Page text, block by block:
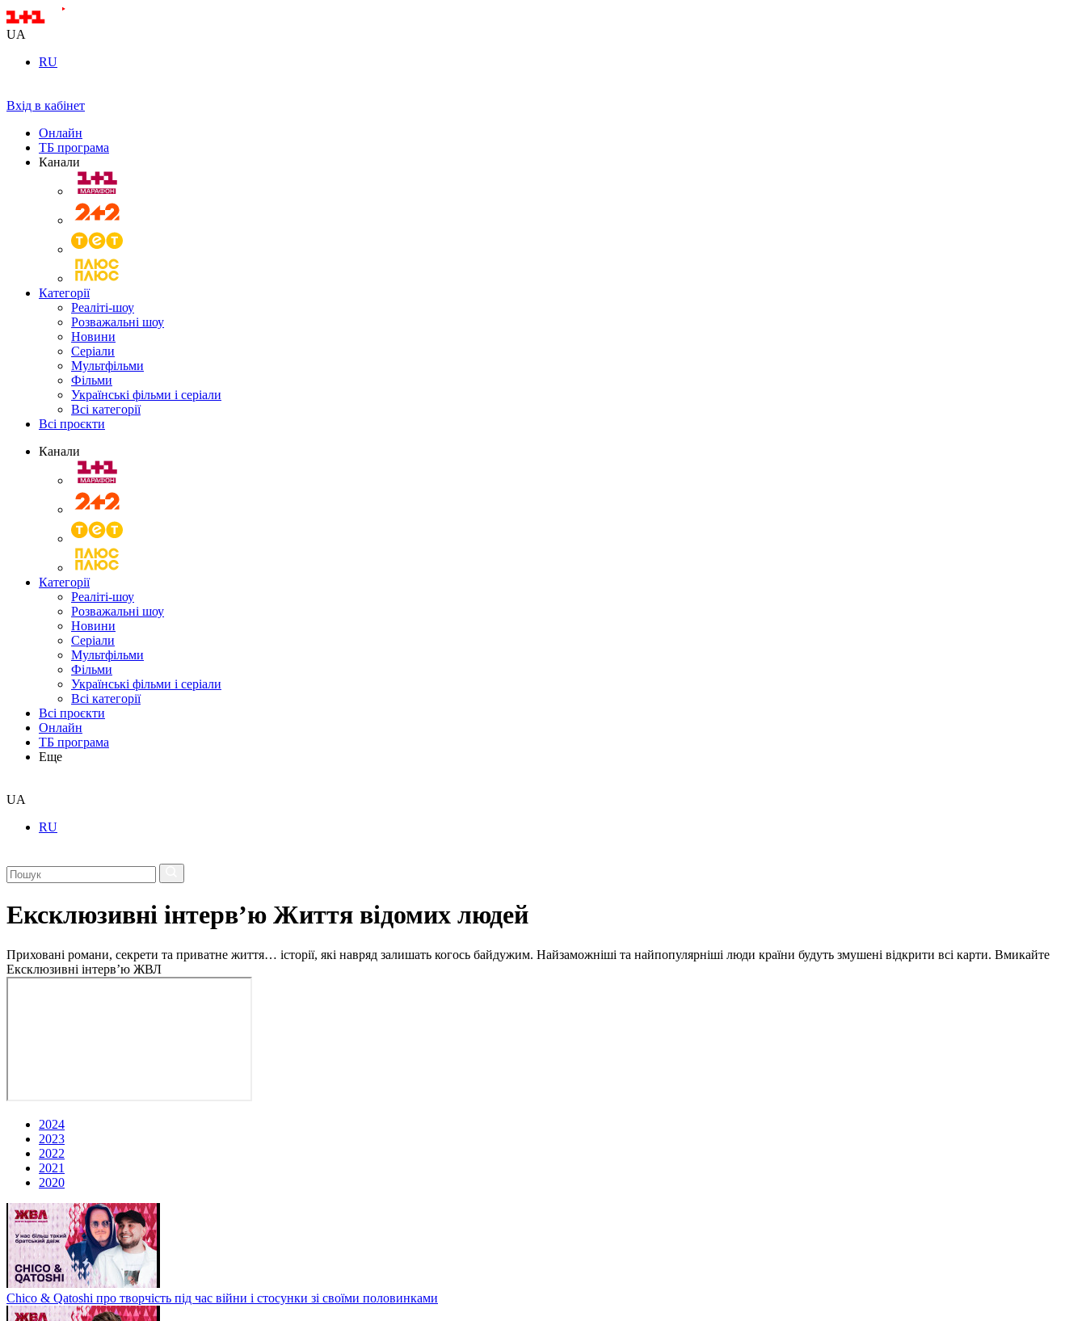
UA
RU
Вхід в кабінет
Онлайн
ТБ програма
Канали
Категорії
Реаліті-шоу
Розважальні шоу
Новини
Серіали
Мультфільми
Фільми
Українські фільми і серіали
Всі категорії
Всі проєкти
Канали
Категорії
Реаліті-шоу
Розважальні шоу
Новини
Серіали
Мультфільми
Фільми
Українські фільми і серіали
Всі категорії
Всі проєкти
Онлайн
ТБ програма
Еще
UA
RU
Ексклюзивні інтерв’ю Життя відомих людей
Приховані романи, секрети та приватне життя… історії, які навряд залишать когось байдужим. Найзаможніші та найпопулярніші люди країни будуть змушені відкрити всі карти. Вмикайте
Ексклюзивні інтерв’ю ЖВЛ
2024
2023
2022
2021
2020
Chico & Qatoshi про творчість під час війни і стосунки зі своїми половинками